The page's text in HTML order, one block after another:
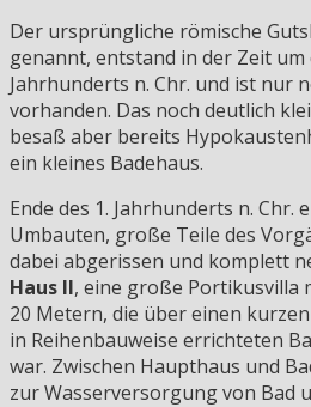
Der ursprüngliche römische
genannt, entstand in der Zeit um
Jahrhunderts n. Chr. und ist nur
vorhanden. Das noch deutlich
besaß aber bereits
ein kleines Badehaus.
Ende des 1. Jahrhunderts n.
Umbauten, große Teile des
dabei abgerissen und komplett
Haus II, eine große Portikusvilla
20 Metern, die über einen
in Reihenbauweise errichteten
war. Zwischen Haupthaus und
zur Wasserversorgung von Bad